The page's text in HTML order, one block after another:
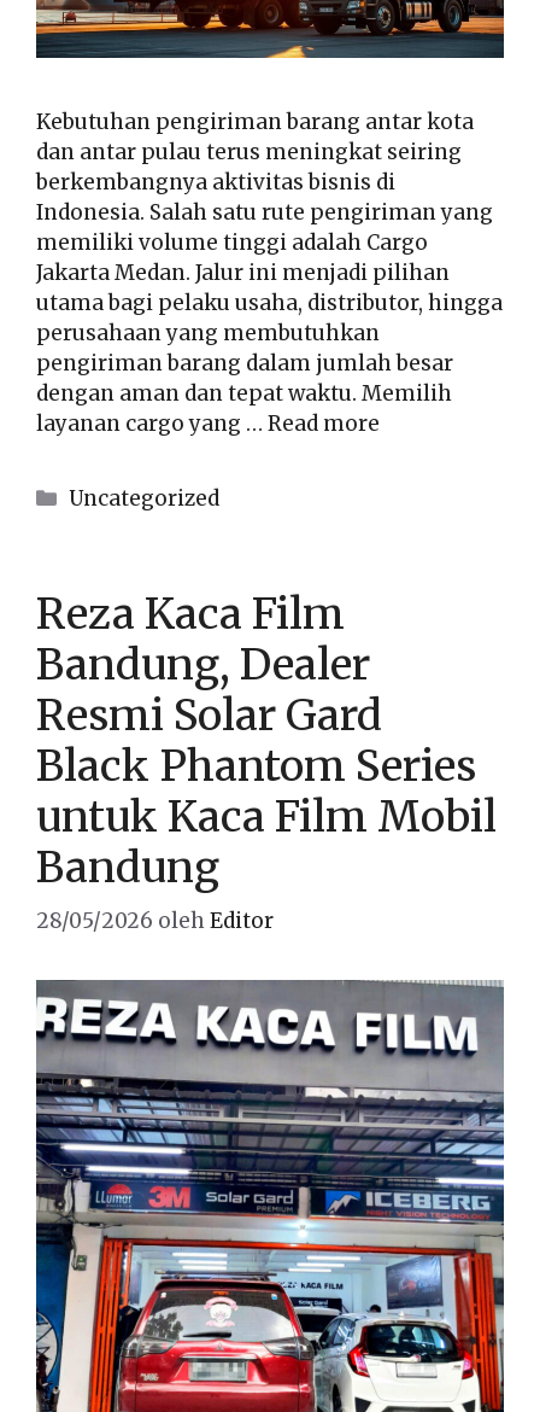
Kebutuhan pengiriman barang antar kota
dan antar pulau terus meningkat seiring
berkembangnya aktivitas bisnis di
Indonesia. Salah satu rute pengiriman yang
memiliki volume tinggi adalah Cargo
Jakarta Medan. Jalur ini menjadi pilihan
utama bagi pelaku usaha, distributor, hingga
perusahaan yang membutuhkan
pengiriman barang dalam jumlah besar
dengan aman dan tepat waktu. Memilih
layanan cargo yang … Read more
Kategori
Uncategorized
Reza Kaca Film
Bandung, Dealer
Resmi Solar Gard
Black Phantom Series
untuk Kaca Film Mobil
Bandung
28/05/2026 olehEditor